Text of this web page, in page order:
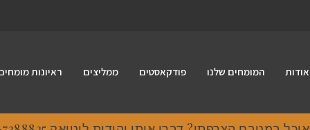
אודות המומחים שלנו פודקאסטים ממליצים ראיונות